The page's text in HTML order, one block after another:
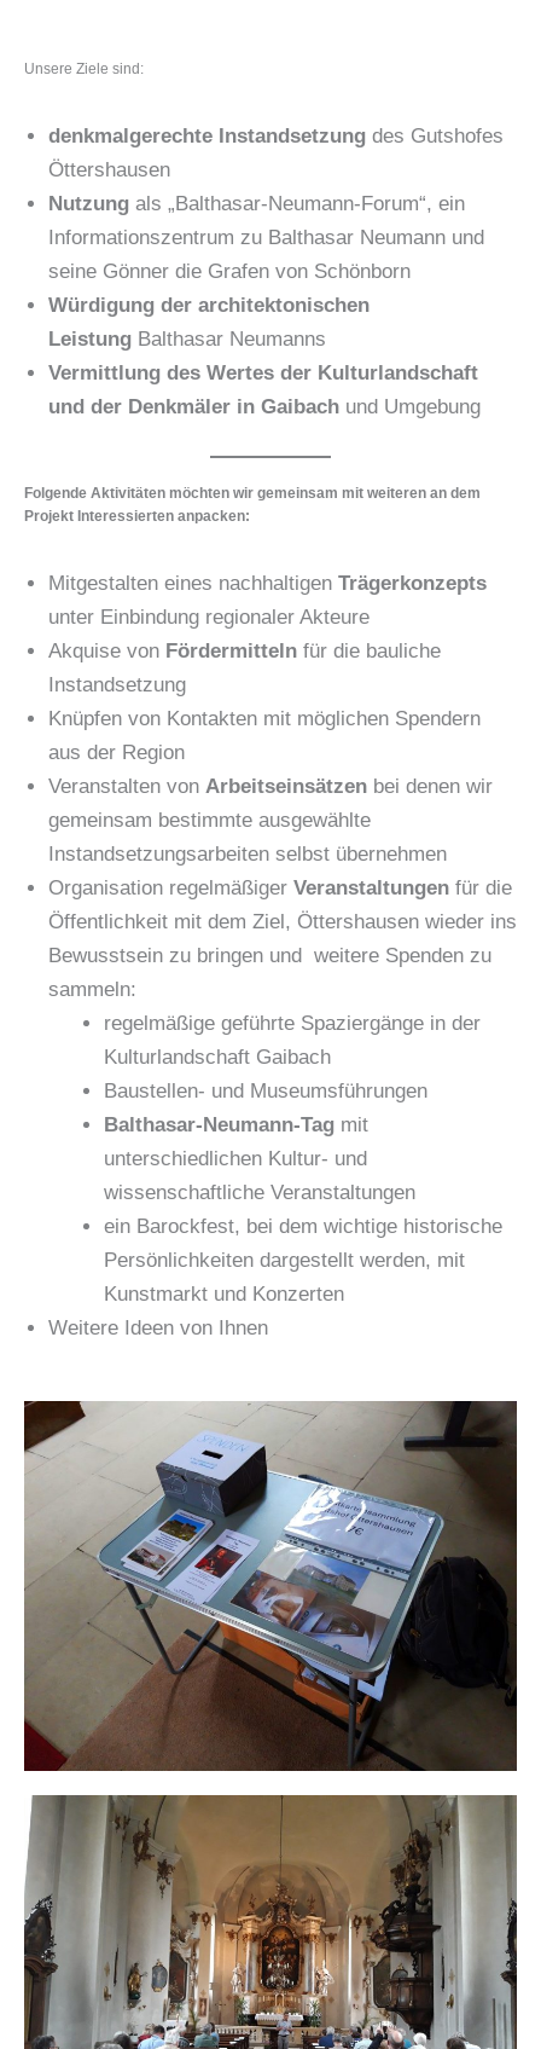
Unsere Ziele sind:
denkmalgerechte Instandsetzung des Gutshofes
Öttershausen
Nutzung als „Balthasar-Neumann-Forum“, ein
Informationszentrum zu Balthasar Neumann und
seine Gönner die Grafen von Schönborn
Würdigung der architektonischen
Leistung Balthasar Neumanns
Vermittlung des Wertes der Kulturlandschaft
und der Denkmäler in Gaibach und Umgebung
Folgende Aktivitäten möchten wir gemeinsam mit weiteren an dem
Projekt Interessierten anpacken:
Mitgestalten eines nachhaltigen Trägerkonzepts
unter Einbindung regionaler Akteure
Akquise von Fördermitteln für die bauliche
Instandsetzung
Knüpfen von Kontakten mit möglichen Spendern
aus der Region
Veranstalten von Arbeitseinsätzen bei denen wir
gemeinsam bestimmte ausgewählte
Instandsetzungsarbeiten selbst übernehmen
Organisation regelmäßiger Veranstaltungen für die
Öffentlichkeit mit dem Ziel, Öttershausen wieder ins
Bewusstsein zu bringen und weitere Spenden zu
sammeln:
regelmäßige geführte Spaziergänge in der
Kulturlandschaft Gaibach
Baustellen- und Museumsführungen
Balthasar-Neumann-Tagmit
unterschiedlichen Kultur- und
wissenschaftliche Veranstaltungen
ein Barockfest, bei dem wichtige historische
Persönlichkeiten dargestellt werden, mit
Kunstmarkt und Konzerten
Weitere Ideen von Ihnen